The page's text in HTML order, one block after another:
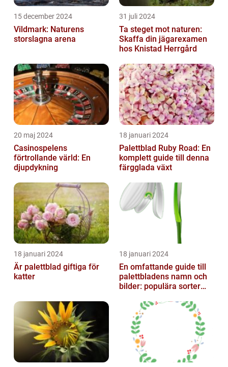
15 december 2024
Vildmark: Naturens
storslagna arena
31 juli 2024
Ta steget mot naturen:
Skaffa din jägarexamen
hos Knistad Herrgård
20 maj 2024
Casinospelens
förtrollande värld: En
djupdykning
18 januari 2024
Palettblad Ruby Road: En
komplett guide till denna
färgglada växt
18 januari 2024
Är palettblad giftiga för
katter
18 januari 2024
En omfattande guide till
palettbladens namn och
bilder: populära sorter